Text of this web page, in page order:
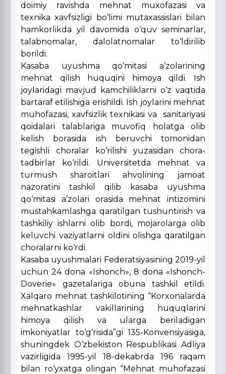
doimiy ravishda mehnat muxofazasi va
texnika xavfsizligi bo‘limi mutaxassislari bilan
hamkorlikda yil davomida o‘quv seminarlar,
talabnomalar, dalolatnomalar to‘ldirilib
borildi.
Kasaba uyushma qo‘mitasi a’zolarining
mehnat qilish huquqini himoya qildi. Ish
joylaridagi mavjud kamchiliklarni o‘z vaqtida
bartaraf etilishiga erishildi. Ish joylarini mehnat
muhofazasi, xavfsizlik texnikasi va sanitariyasi
qoidalari talablariga muvofiq holatga olib
kelish borasida ish beruvchi tomonidan
tegishli choralar ko‘rilishi yuzasidan chora-
tadbirlar ko‘rildi. Universitetda mehnat va
turmush sharoitlari ahvolining jamoat
nazoratini tashkil qilib kasaba uyushma
qo‘mitasi a’zolari orasida mehnat intizomini
mustahkamlashga qaratilgan tushuntirish va
tashkiliy ishlarni olib bordi, mojarolarga olib
keluvchi vaziyatlarni oldini olishga qaratilgan
choralarni ko‘rdi.
Kasaba uyushmalari Federatsiyasining 2019-yil
uchun 24 dona «Ishonch», 8 dona «Ishonch-
Doverie» gazetalariga obuna tashkil etildi.
Xalqaro mehnat tashkilotining “Korxonalarda
mehnatkashlar vakillarining huquqlarini
himoya qilish va ularga beriladigan
imkoniyatlar to‘g‘risida”gi 135-Konvensiyasiga,
shuningdek O‘zbekiston Respublikasi Adliya
vazirligida 1995-yil 18-dekabrda 196 raqam
bilan ro‘yxatga olingan “Mehnat muhofazasi